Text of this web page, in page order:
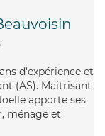
d'expérience et
(AS). Maitrisant
apporte ses
ménage et